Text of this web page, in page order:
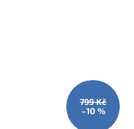
799 Kč
–10 %